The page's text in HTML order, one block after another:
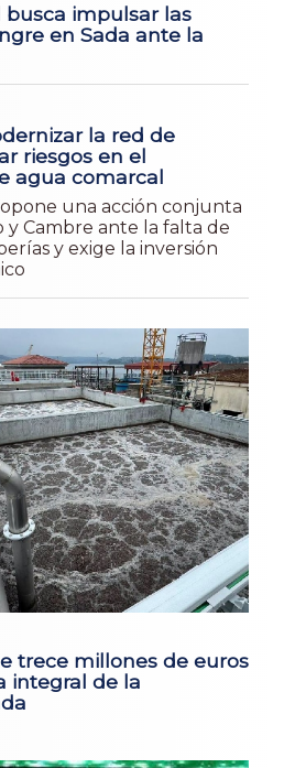
impulsar las
en Sada ante la
la red de
riesgos en el
agua comarcal
una acción conjunta
y Cambre ante la falta de
y exige la inversión
trece millones de euros
integral de la